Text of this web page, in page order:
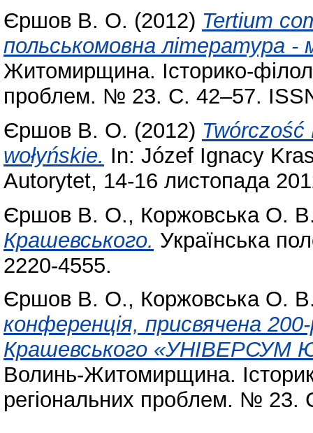
Єршов В. О. (2012) Tertium
польськомовна література -
Житомирщина. Історико-
проблем. № 23. С. 42–57.
Єршов В. О. (2012)
wołyńskie. In: Józef Ignacy
Autorytet, 14-16 листопада
Єршов В. О., Коржовська О.
Крашевського. Українська
2220-4555.
Єршов В. О., Коржовська О.
конференція, присвячена
Крашевського
Волинь-Житомирщина.
регіональних проблем. № 23.